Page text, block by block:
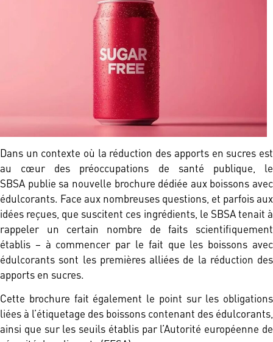
Dans un contexte où la réduction des apports en sucres est
au cœur des préoccupations de santé publique, le
SBSA publie sa nouvelle brochure dédiée aux boissons avec
édulcorants. Face aux nombreuses questions, et parfois aux
idées reçues, que suscitent ces ingrédients, le SBSA tenait à
rappeler un certain nombre de faits scientifiquement
établis – à commencer par le fait que les boissons avec
édulcorants sont les premières alliées de la réduction des
apports en sucres.
Cette brochure fait également le point sur les obligations
liées à l’étiquetage des boissons contenant des édulcorants,
ainsi que sur les seuils établis par l’Autorité européenne de